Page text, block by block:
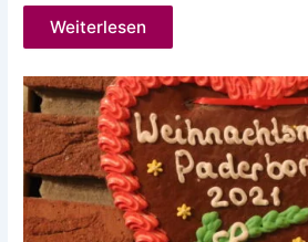
Weiterlesen